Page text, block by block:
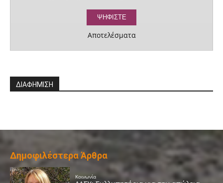
Αποτελέσματα
ΔΙΑΦΗΜΙΣΗ
Δημοφιλέστερα Άρθρα